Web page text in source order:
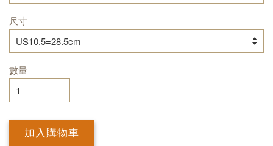
尺寸
數量
加入購物車